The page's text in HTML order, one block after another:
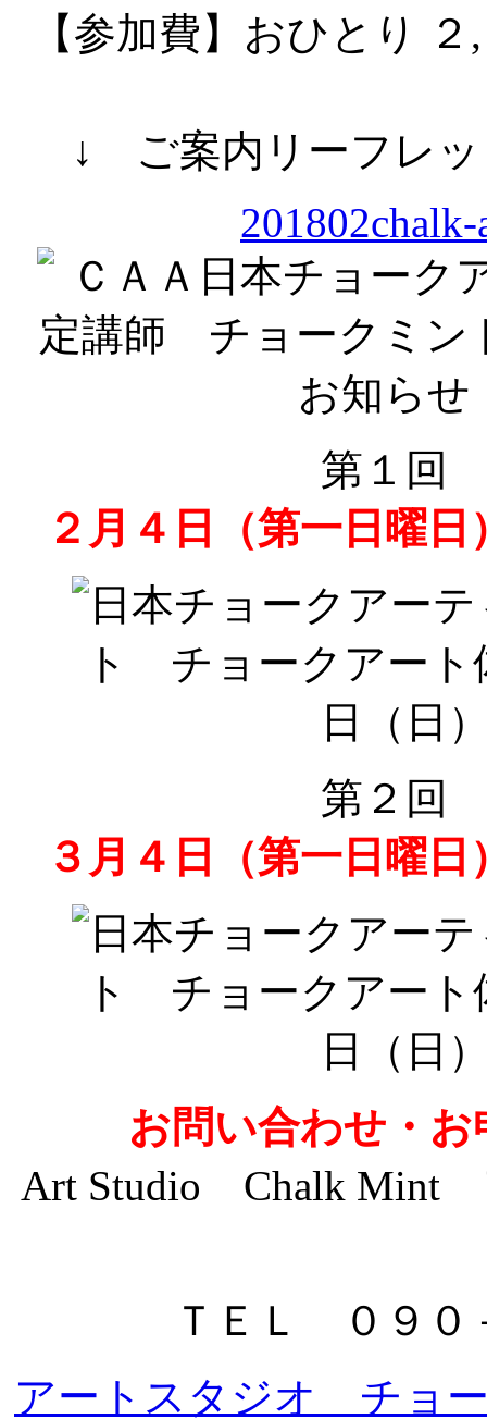
【参加費】おひとり
↓ ご案内リーフレ
第１
２月４日（第一日曜
第２
３月４日（第一日曜
お問い合わせ・
Art Studio Chalk Mint
ＴＥＬ ０９０
アートスタジオ チョ